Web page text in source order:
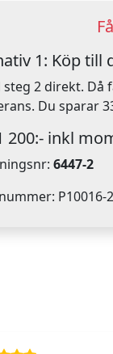
1: Köp till
steg 2 direkt. Då
Du sparar
200:- inkl
6447-2
P10016-2